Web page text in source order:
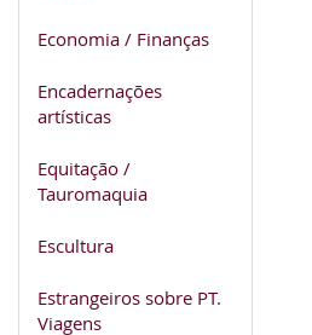
Economia / Finanças
Encadernações
artísticas
Equitação /
Tauromaquia
Escultura
Estrangeiros sobre PT.
Viagens